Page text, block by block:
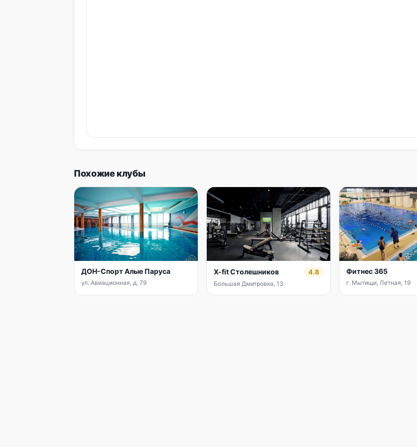
Похожие клубы
ДОН-Спорт Алые Паруса
ул. Авиационная, д. 79
X-fit Столешников 4.8
Большая Дмитровка, 13
Фитнес 365
г. Мытищи, Летная, 19